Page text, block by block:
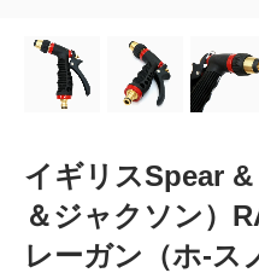
イギリスSpear
＆ジャクソン）
レーガン（ホ-ス